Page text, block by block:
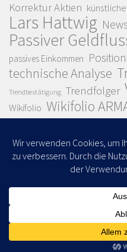
Korrektur Aktien
Lars Hattwig
Passiver
passives Einkommen
technische Analyse
Trendbestätigung Trendfolger
Wikifolio Wikifolio
Powered by -